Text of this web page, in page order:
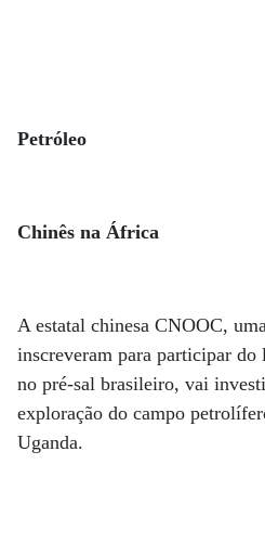
Petróleo
Chinês na África
A estatal chinesa CNOOC,
inscreveram para participar do
no pré-sal brasileiro, vai
exploração do campo
Uganda.